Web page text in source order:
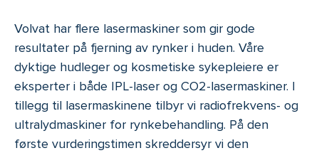
Volvat har flere lasermaskiner som gir gode
resultater på fjerning av rynker i huden. Våre
dyktige hudleger og kosmetiske sykepleiere er
eksperter i både IPL-laser og CO2-lasermaskiner. I
tillegg til lasermaskinene tilbyr vi radiofrekvens- og
ultralydmaskiner for rynkebehandling. På den
første vurderingstimen skreddersyr vi den